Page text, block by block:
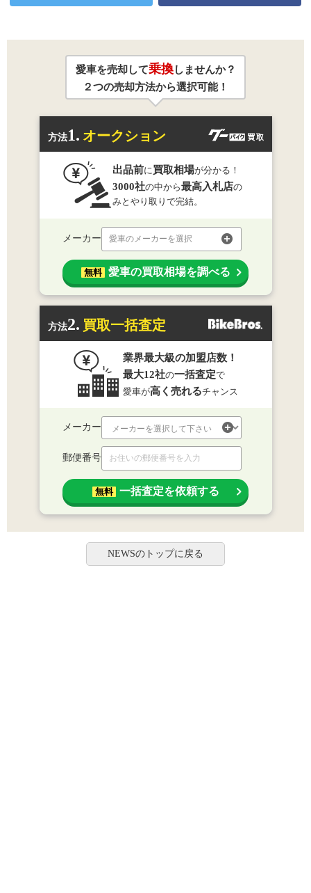
愛車を売却して乗換しませんか？
２つの売却方法から選択可能！
方法1. オークション
出品前に 買取相場が分かる！
3000社の中から最高入札店の
みとやり取りで完結。
メーカー 愛車のメーカーを選択
無料 愛車の買取相場を調べる
方法2. 買取一括査定
業界最大級の加盟店数！
最大12社の一括査定で
愛車が高く売れるチャンス
メーカー
郵便番号
無料 一括査定を依頼する
NEWSのトップに戻る